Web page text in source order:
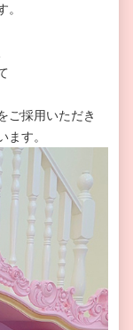
ご採用いただき
ます。